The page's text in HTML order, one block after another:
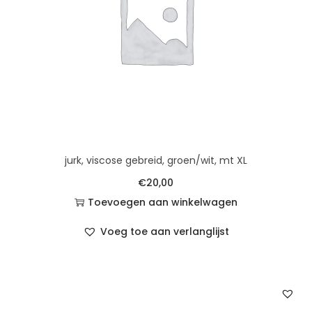
jurk, viscose gebreid, groen/wit, mt XL
€20,00
Toevoegen aan winkelwagen
Voeg toe aan verlanglijst